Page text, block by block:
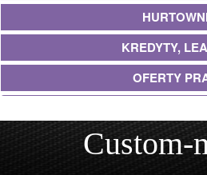
KREDYTY,
OFERTY
BANKI, PRZELEWY,
USŁUGI
Custom-